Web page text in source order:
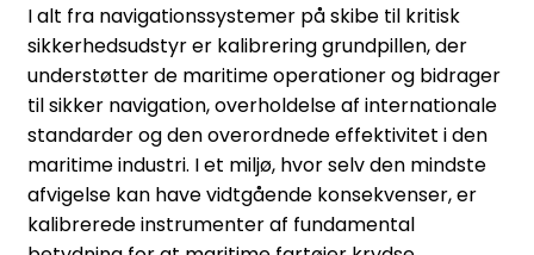
I alt fra navigationssystemer på skibe til kritisk
sikkerhedsudstyr er kalibrering grundpillen, der
understøtter de maritime operationer og bidrager
til sikker navigation, overholdelse af internationale
standarder og den overordnede effektivitet i den
maritime industri. I et miljø, hvor selv den mindste
afvigelse kan have vidtgående konsekvenser, er
kalibrerede instrumenter af fundamental